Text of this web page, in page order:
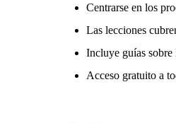
Centrarse en los
Las lecciones
Incluye guías
Acceso gratuito a